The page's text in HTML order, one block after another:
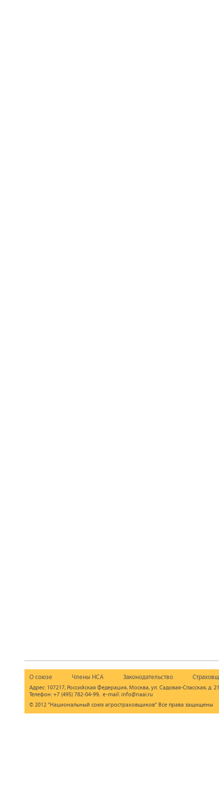
О союзе Члены НСА Законодательство
Адрес: 107217, Российская Федерация, Москва, ул. Садовая-Спасская, д.
Телефон: +7 (495) 782-04-99, e-mail: info@naai.ru
© 2012 "Национальный союз агростраховщиков" Все права защищены